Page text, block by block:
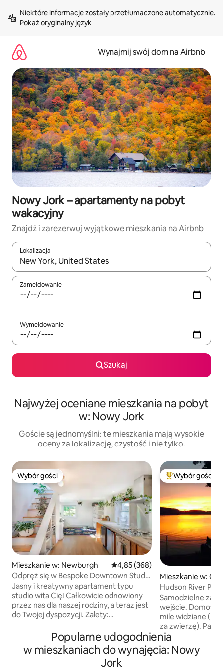
treści Pokaż oryginalny język
Wynajmij swój dom na Airbnb
Nowy Jork – apartamenty na pobyt
wakacyjny
Znajdź i zarezerwuj wyjątkowe mieszkania na Airbnb
Lokalizacja
Gdy wyniki będą dostępne, możesz poruszać się po nich za
Zameldowanie
Wymeldowanie
Szukaj
Najwyżej oceniane mieszkania na pobyt
w: Nowy Jork
Goście są jednomyślni: te mieszkania mają wysokie
oceny za lokalizację, czystość i nie tylko.
Wybór gości
Wybór gości
Mieszkanie w: Newburgh Średnia ocena: 4,85 na 5, liczba
4,85 (368)
Odpręż się w Bespoke Downtown Studio
W Laundry
Jasny i kreatywny apartament typu
studio wita Cię! Całkowicie odnowiony
przez nas dla naszej rodziny, a teraz jest
do Twojej dyspozycji. Zalety:
queen-size z prawdziwym materacem
Spędzanie czasu na♥ otwartej
przestrzeni, pracy, zabawy itp. W
Wybór gości
Mieszkanie w:
Hudson River
Odkrywaj z tego
Samodzielne
wejście. Domowe
mile widziane
za zwierzę).
dwóch
prywatne
Pociąg do
Popularne udogodnienia
w mieszkaniach do wynajęcia: Nowy
Jork